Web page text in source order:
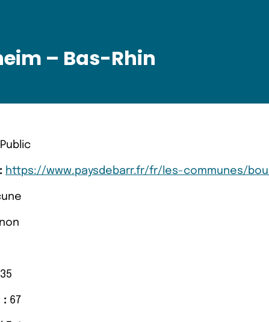
– Bas-Rhin
Public
https://www.paysdebarr.fr/fr/les-communes/
non
: 67